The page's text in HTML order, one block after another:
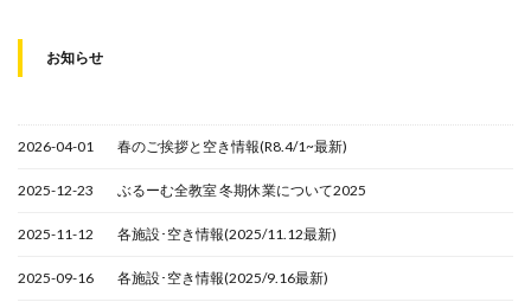
お知らせ
2026-04-01 春のご挨拶と空き情報(R8.4/1~最新)
2025-12-23 ぶるーむ全教室 冬期休業について2025
2025-11-12 各施設･空き情報(2025/11.12最新)
2025-09-16 各施設･空き情報(2025/9.16最新)